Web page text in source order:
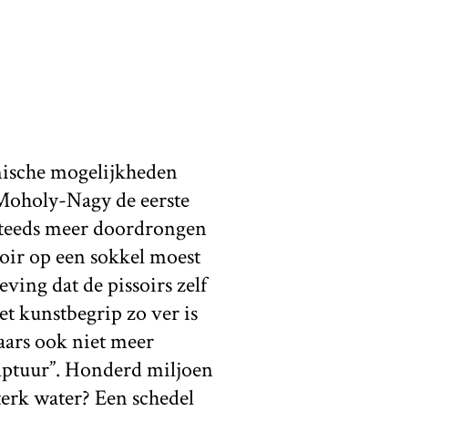
mogelijkheden
Nagy de eerste
meer doordrongen
op een sokkel moest
dat de pissoirs zelf
kunstbegrip zo ver is
ook niet meer
Honderd miljoen
water? Een schedel